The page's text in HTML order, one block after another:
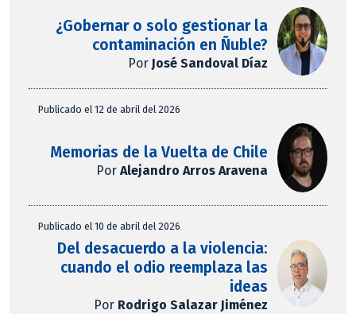
¿Gobernar o solo gestionar la
contaminación en Ñuble?
Por José Sandoval Díaz
Publicado el 12 de abril del 2026
Memorias de la Vuelta de Chile
PorAlejandro Arros Aravena
Publicado el 10 de abril del 2026
Del desacuerdo a la violencia:
cuando el odio reemplaza las
ideas
Por Rodrigo Salazar Jiménez